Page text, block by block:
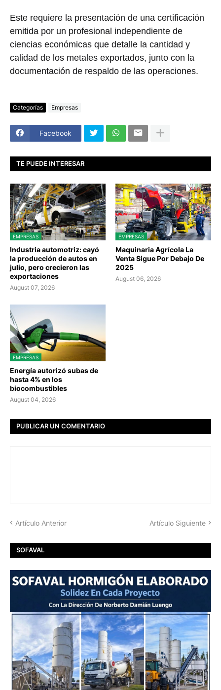
Este requiere la presentación de una certificación
emitida por un profesional independiente de
ciencias económicas que detalle la cantidad y
calidad de los metales exportados, junto con la
documentación de respaldo de las operaciones.
Categorías Empresas
Facebook
TE PUEDE INTERESAR
EMPRESAS
Industria automotriz: cayó
la producción de autos en
julio, pero crecieron las
exportaciones
August 07, 2026
EMPRESAS
Maquinaria Agrícola La
Venta Sigue Por Debajo De
2025
August 06, 2026
EMPRESAS
Energía autorizó subas de
hasta 4% en los
biocombustibles
August 04, 2026
PUBLICAR UN COMENTARIO
Artículo Anterior Artículo Siguiente
SOFAVAL